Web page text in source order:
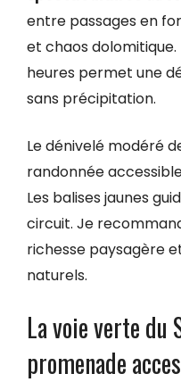
entre passages en
et chaos
heures permet une
sans précipitation.
Le dénivelé modéré
randonnée
Les balises jaunes
circuit. Je
richesse paysagère
naturels.
La voie verte du
promenade